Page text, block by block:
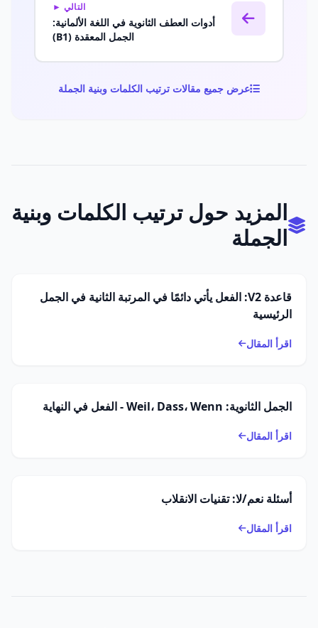
التالي ►
أدوات العطف الثانوية في اللغة الألمانية:
الجمل المعقدة (B1)
عرض جميع مقالات ترتيب الكلمات وبنية الجملة
المزيد حول ترتيب الكلمات وبنية
الجملة
قاعدة V2: الفعل يأتي دائمًا في المرتبة الثانية في الجمل
الرئيسية
اقرأ المقال
الجمل الثانوية: Weil، Dass، Wenn - الفعل في النهاية
اقرأ المقال
أسئلة نعم/لا: تقنيات الانقلاب
اقرأ المقال